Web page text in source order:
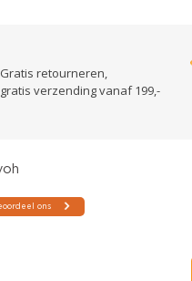
Gratis retourneren,
gratis verzending vanaf 199,-